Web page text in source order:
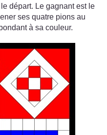
départ. Le gagnant est le
ses quatre pions au
à sa couleur.